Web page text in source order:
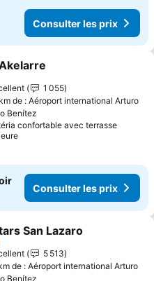
Consulter les prix
à mes favoris
1 055
de : Aéroport international Arturo
Benítez
confortable avec terrasse
Consulter les prix
à mes favoris
San Lazaro
5 513
de : Aéroport international Arturo
Benítez